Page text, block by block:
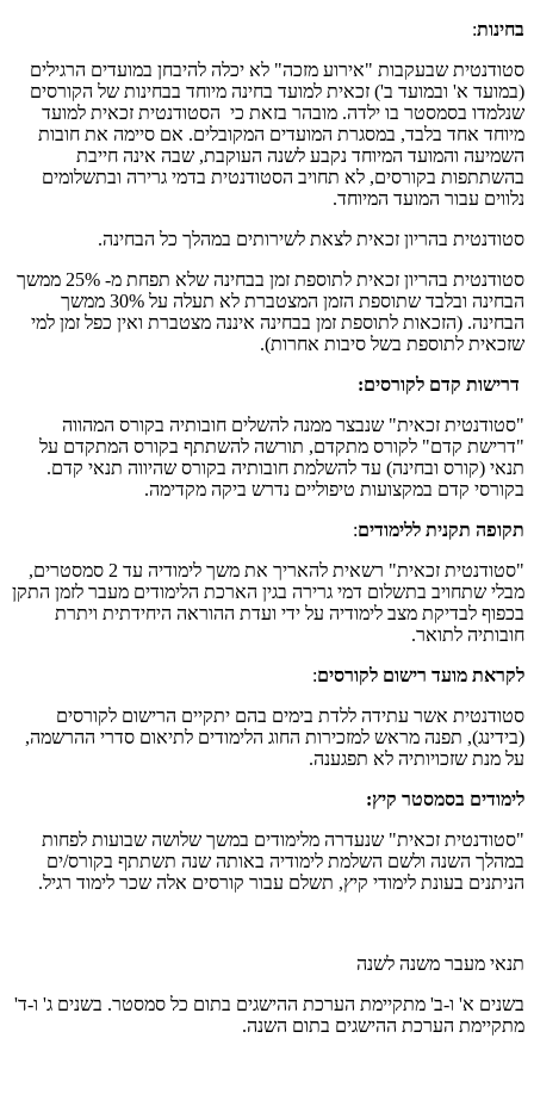
בחינות:
סטודנטית שבעקבות "אירוע מזכה" לא יכלה להיבחן במועדים הרגילים
(במועד א' ובמועד ב') זכאית למועד בחינה מיוחד בבחינות של הקורסים
שנלמדו בסמסטר בו ילדה. מובהר בזאת כי הסטודנטית זכאית למועד
מיוחד אחד בלבד, במסגרת המועדים המקובלים. אם סיימה את חובות
השמיעה והמועד המיוחד נקבע לשנה העוקבת, שבה אינה חייבת
בהשתתפות בקורסים, לא תחויב הסטודנטית בדמי גרירה ובתשלומים
נלווים עבור המועד המיוחד.
סטודנטית בהריון זכאית לצאת לשירותים במהלך כל הבחינה.
סטודנטית בהריון זכאית לתוספת זמן בבחינה שלא תפחת מ- 25% ממשך
הבחינה ובלבד שתוספת הזמן המצטברת לא תעלה על 30% ממשך
הבחינה. (הזכאות לתוספת זמן בבחינה איננה מצטברת ואין כפל זמן למי
שזכאית לתוספת בשל סיבות אחרות).
דרישות קדם לקורסים:
"סטודנטית זכאית" שנבצר ממנה להשלים חובותיה בקורס המהווה
"דרישת קדם" לקורס מתקדם, תורשה להשתתף בקורס המתקדם על
תנאי (קורס ובחינה) עד להשלמת חובותיה בקורס שהיווה תנאי קדם.
בקורסי קדם במקצועות טיפוליים נדרש ביקה מקדימה.
תקופה תקנית ללימודים:
"סטודנטית זכאית" רשאית להאריך את משך לימודיה עד 2 סמסטרים,
מבלי שתחויב בתשלום דמי גרירה בגין הארכת הלימודים מעבר לזמן התקן
בכפוף לבדיקת מצב לימודיה על ידי ועדת ההוראה היחידתית ויתרת
חובותיה לתואר.
לקראת מועד רישום לקורסים:
סטודנטית אשר עתידה ללדת בימים בהם יתקיים הרישום לקורסים
(בידינג), תפנה מראש למזכירות החוג הלימודים לתיאום סדרי ההרשמה,
על מנת שזכויותיה לא תפגענה.
לימודים בסמסטר קיץ:
"סטודנטית זכאית" שנעדרה מלימודים במשך שלושה שבועות לפחות
במהלך השנה ולשם השלמת לימודיה באותה שנה תשתתף בקורס/ים
הניתנים בעונת לימודי קיץ, תשלם עבור קורסים אלה שכר לימוד רגיל.
תנאי מעבר משנה לשנה
בשנים א' ו-ב' מתקיימת הערכת ההישגים בתום כל סמסטר. בשנים ג' ו-ד'
מתקיימת הערכת ההישגים בתום השנה.